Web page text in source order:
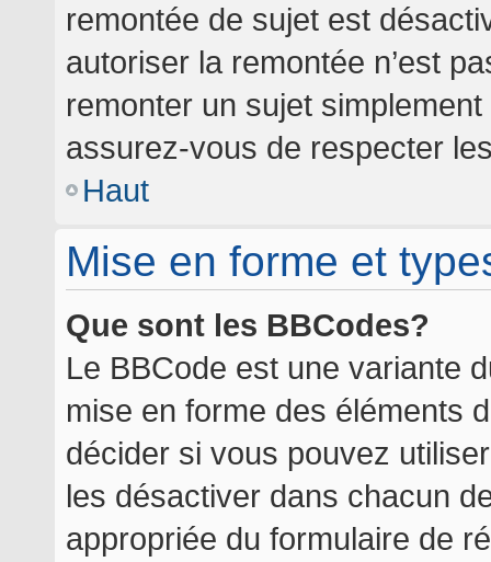
remontée de sujet est
autoriser la remontée n’est
remonter un sujet
assurez-vous de respecter
Haut
Mise en forme et
Que sont les BBCodes?
Le BBCode est une variante
mise en forme des éléments
décider si vous pouvez
les désactiver dans chacun
appropriée du formulaire de